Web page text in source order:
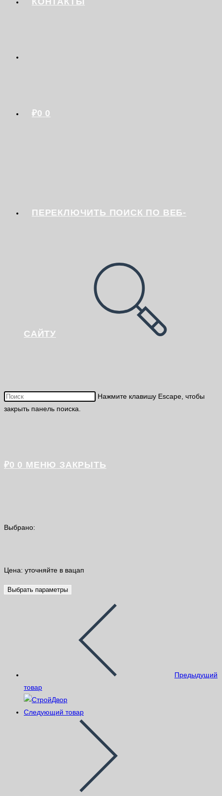
₽0 0
ПЕРЕКЛЮЧИТЬ ПОИСК ПО ВЕБ-
САЙТУ
Нажмите клавишу Escape, чтобы
закрыть панель поиска.
₽0 0 МЕНЮ ЗАКРЫТЬ
Выбрано:
Цена: уточняйте в вацап
Выбрать параметры
Предыдущий
товар
Следующий товар